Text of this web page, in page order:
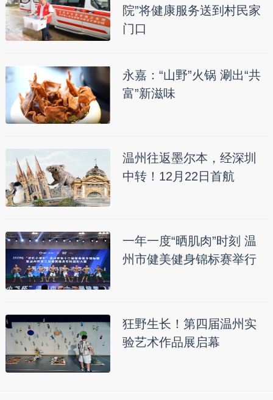
院”将健康服务送到村民家
门口
永嘉：“山野”火锅 涮出“共
富”新滋味
温州往返墨尔本，经深圳
中转！12月22日首航
一年一度“晒肌肉”时刻 温
州市健美健身锦标赛举行
狂野生长！第四届温州实
验艺术作品展启幕